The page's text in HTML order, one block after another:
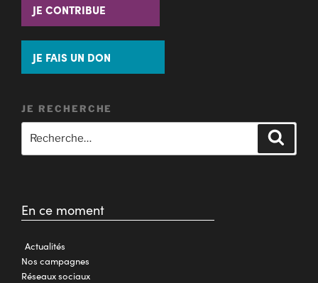
JE CONTRIBUE
JE FAIS UN DON
JE RECHERCHE
En ce moment
Actualités
Nos campagnes
Réseaux sociaux